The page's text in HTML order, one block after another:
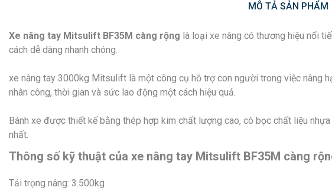
MÔ TẢ SẢN PHẨM
Xe nâng tay Mitsulift BF35M càng rộng là loại xe nâng có thương hiệu nổi
cách dễ dàng nhanh chóng.
xe nâng tay 3000kg Mitsulift là một công cụ hỗ trợ con người trong việc nâng
nhân công, thời gian và sức lao động một cách hiệu quả.
Bánh xe được thiết kế bằng thép hợp kim chất lượng cao, có bọc chất liệu
nhất.
Thông số kỹ thuật của xe nâng tay Mitsulift BF35M càng
Tải trọng nâng: 3.500kg